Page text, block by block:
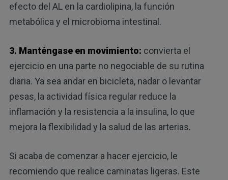
efecto del AL en la cardiolipina, la función
metabólica y el microbioma intestinal.
3. Manténgase en movimiento: convierta el
ejercicio en una parte no negociable de su rutina
diaria. Ya sea andar en bicicleta, nadar o levantar
pesas, la actividad física regular reduce la
inflamación y la resistencia a la insulina, lo que
mejora la flexibilidad y la salud de las arterias.
Si acaba de comenzar a hacer ejercicio, le
recomiendo que realice caminatas ligeras. Este